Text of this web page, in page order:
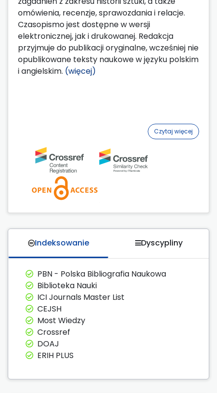
omówienia, recenzje, sprawozdania i relacje.
Czasopismo jest dostępne w wersji
elektronicznej, jak i drukowanej. Redakcja
przyjmuje do publikacji oryginalne, wcześniej nie
opublikowane teksty naukowe w języku polskim
i angielskim. (więcej)
Czytaj więcej
Indeksowanie Dyscypliny
PBN - Polska Bibliografia Naukowa
Biblioteka Nauki
ICI Journals Master List
CEJSH
Most Wiedzy
Crossref
DOAJ
ERIH PLUS